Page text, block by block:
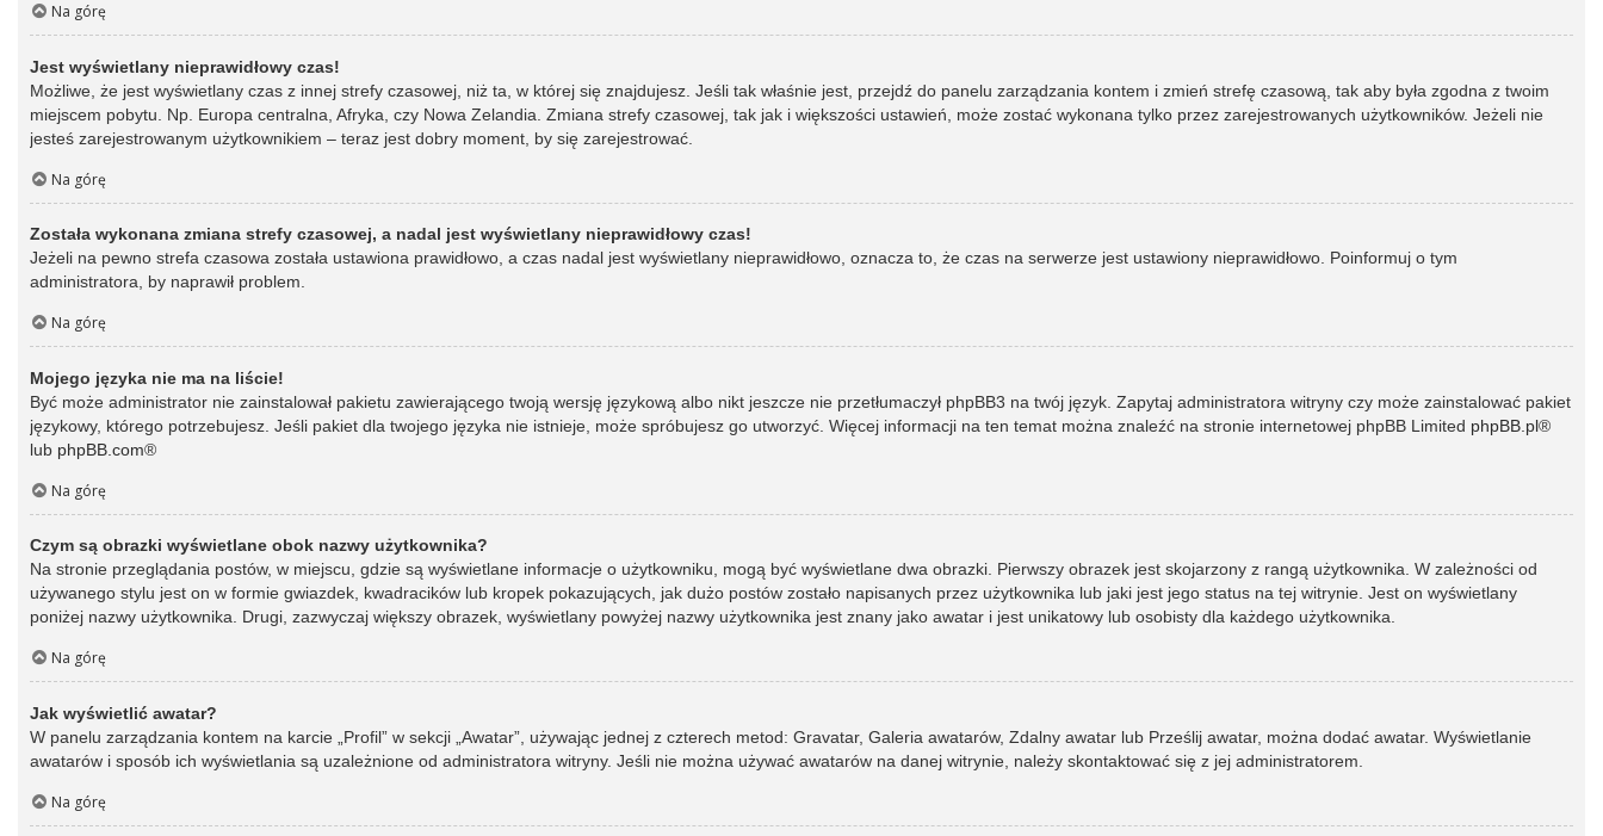
Na górę
Jest wyświetlany nieprawidłowy czas!
Możliwe, że jest wyświetlany czas z innej strefy czasowej, niż ta, w której się znajdujesz. Jeśli tak właśnie jest, przejdź do panelu zarządzania kontem i zmień strefę czasową, tak aby była zgodna z twoim
miejscem pobytu. Np. Europa centralna, Afryka, czy Nowa Zelandia. Zmiana strefy czasowej, tak jak i większości ustawień, może zostać wykonana tylko przez zarejestrowanych użytkowników. Jeżeli nie
jesteś zarejestrowanym użytkownikiem – teraz jest dobry moment, by się zarejestrować.
Na górę
Została wykonana zmiana strefy czasowej, a nadal jest wyświetlany nieprawidłowy czas!
Jeżeli na pewno strefa czasowa została ustawiona prawidłowo, a czas nadal jest wyświetlany nieprawidłowo, oznacza to, że czas na serwerze jest ustawiony nieprawidłowo. Poinformuj o tym
administratora, by naprawił problem.
Na górę
Mojego języka nie ma na liście!
Być może administrator nie zainstalował pakietu zawierającego twoją wersję językową albo nikt jeszcze nie przetłumaczył phpBB3 na twój język. Zapytaj administratora witryny czy może zainstalować pakiet
językowy, którego potrzebujesz. Jeśli pakiet dla twojego języka nie istnieje, może spróbujesz go utworzyć. Więcej informacji na ten temat można znaleźć na stronie internetowej phpBB Limited phpBB.pl®
lub phpBB.com®
Na górę
Czym są obrazki wyświetlane obok nazwy użytkownika?
Na stronie przeglądania postów, w miejscu, gdzie są wyświetlane informacje o użytkowniku, mogą być wyświetlane dwa obrazki. Pierwszy obrazek jest skojarzony z rangą użytkownika. W zależności od
używanego stylu jest on w formie gwiazdek, kwadracików lub kropek pokazujących, jak dużo postów zostało napisanych przez użytkownika lub jaki jest jego status na tej witrynie. Jest on wyświetlany
poniżej nazwy użytkownika. Drugi, zazwyczaj większy obrazek, wyświetlany powyżej nazwy użytkownika jest znany jako awatar i jest unikatowy lub osobisty dla każdego użytkownika.
Na górę
Jak wyświetlić awatar?
W panelu zarządzania kontem na karcie „Profil” w sekcji „Awatar”, używając jednej z czterech metod: Gravatar, Galeria awatarów, Zdalny awatar lub Prześlij awatar, można dodać awatar. Wyświetlanie
awatarów i sposób ich wyświetlania są uzależnione od administratora witryny. Jeśli nie można używać awatarów na danej witrynie, należy skontaktować się z jej administratorem.
Na górę